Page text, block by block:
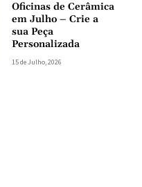
Oficinas de Cerâmica
em Julho – Crie a
sua Peça
Personalizada
15 de Julho, 2026